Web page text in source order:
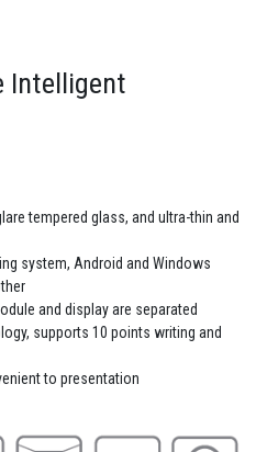
Intelligent
tempered glass, and ultra-thin and
system, Android and Windows
and display are separated
supports 10 points writing and
to presentation